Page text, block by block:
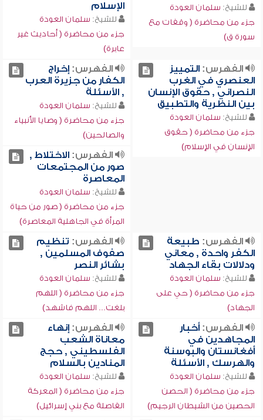
للشيخ: سلمان العودة
جزء من محاضرة ( وقفات مع
سورة ق)
الإسلام
للشيخ: سلمان العودة
جزء من محاضرة ( أحاديث غير
عابرة)
الفهرس:التمييز
العنصري في الغرب
النصراني , حقوق الإنسان
بين النظرية والتطبيق
للشيخ: سلمان العودة
جزء من محاضرة ( حقوق
الإنسان في الإسلام)
الفهرس:إخراج
الكفار من جزيرة العرب
, الأسئلة
للشيخ: سلمان العودة
جزء من محاضرة ( وصايا الأنبياء
والصالحين)
الفهرس:الاختلاط ,
صور من المجتمعات
المعاصرة
للشيخ: سلمان العودة
جزء من محاضرة ( صور من حياة
المرأة في الجاهلية المعاصرة)
الفهرس: طبيعة
الكفر واحدة , معاني
ودلالات بقاء الجهاد
للشيخ: سلمان العودة
جزء من محاضرة ( حي على
الجهاد)
الفهرس: تنظيم
صفوف المسلمين ,
بشائر النصر
للشيخ: سلمان العودة
جزء من محاضرة ( اللهم
بلغت... اللهم فاشهد)
الفهرس:أخبار
المجاهدين في
أفغانستان والبوسنة
والهرسك , الأسئلة
للشيخ: سلمان العودة
جزء من محاضرة ( الحصن
الحصين من الشيطان الرجيم)
الفهرس:إنهاء
معاناة الشعب
الفلسطيني , حجج
المنادين بالسلام
للشيخ: سلمان العودة
جزء من محاضرة ( المعركة
الفاصلة مع بني إسرائيل)